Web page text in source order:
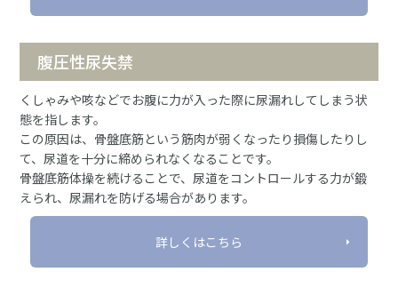
腹圧性尿失禁
くしゃみや咳などでお腹に力が入った際に尿漏れしてしまう状
態を指します。
この原因は、骨盤底筋という筋肉が弱くなったり損傷したりし
て、尿道を十分に締められなくなることです。
骨盤底筋体操を続けることで、尿道をコントロールする力が鍛
えられ、尿漏れを防げる場合があります。
詳しくはこちら